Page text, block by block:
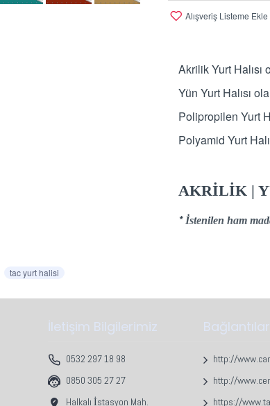
Alışveriş Listeme Ekle
Akrilik Yurt Halısı
Yün Yurt Halısı
Polipropilen Yurt
Polyamid Yurt
AKRİLİK |
* İstenilen ham
tac yurt halisi
İletişim Bilgilerimiz
0532 297 18 98
0850 305 27 27
Halkalı İstasyon Mah.
http://
http://
https://